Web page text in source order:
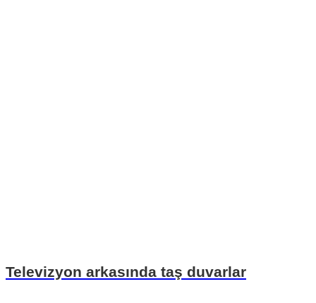
Televizyon arkasında taş duvarlar